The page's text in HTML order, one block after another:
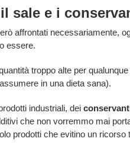
sale e i
affrontati necessariamente,
essere.
troppo alte per
in una dieta sana).
industriali, dei
che non vorremmo mai
prodotti che evitino un ricorso